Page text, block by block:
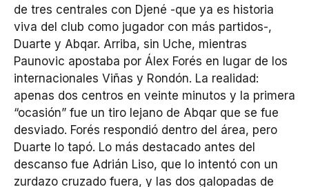
de tres centrales con Djené -que ya es historia
viva del club como jugador con más partidos-,
Duarte y Abqar. Arriba, sin Uche, mientras
Paunovic apostaba por Álex Forés en lugar de los
internacionales Viñas y Rondón. La realidad:
apenas dos centros en veinte minutos y la primera
“ocasión” fue un tiro lejano de Abqar que se fue
desviado. Forés respondió dentro del área, pero
Duarte lo tapó. Lo más destacado antes del
descanso fue Adrián Liso, que lo intentó con un
zurdazo cruzado fuera, y las dos galopadas de